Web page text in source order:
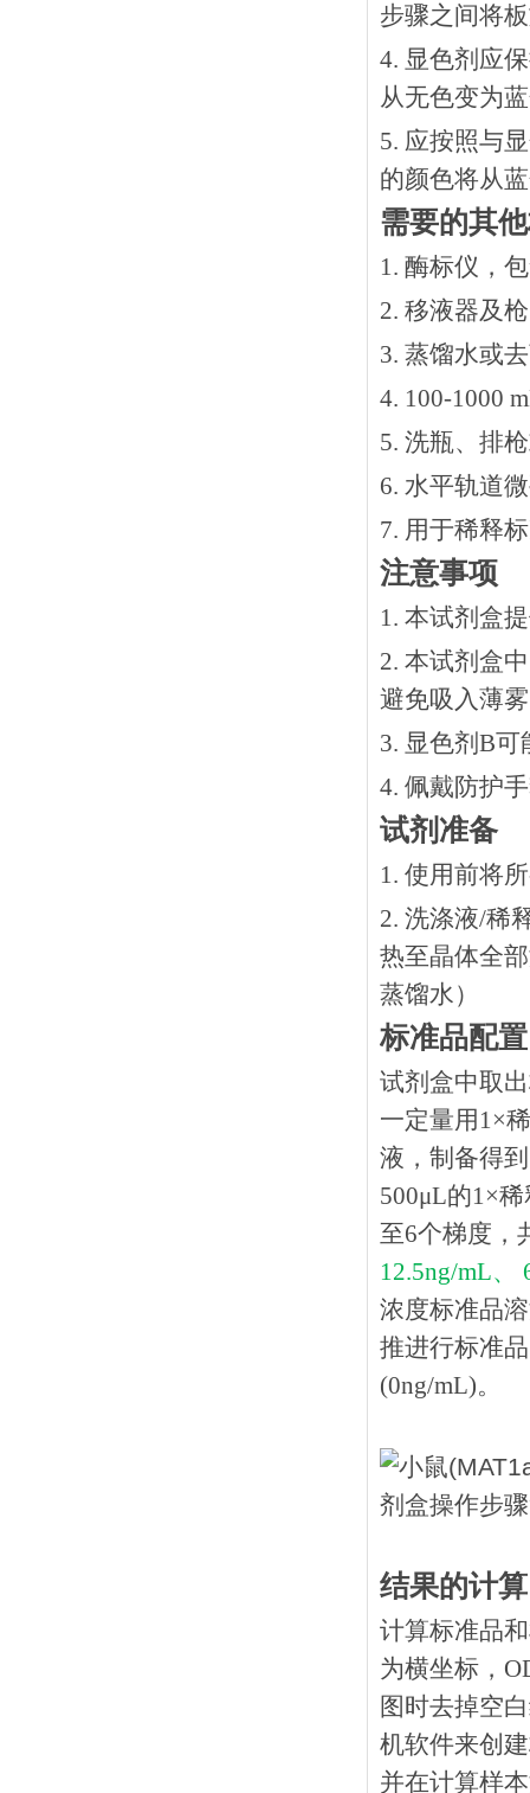
步骤之间将
4. 显色剂应
从无色变为
5. 应按照与
的颜色将从
需要的其
1. 酶标仪，
2. 移液器及
3. 蒸馏水或
4. 100-1000
5. 洗瓶、排
6. 水平轨道
7. 用于稀释
注意事项
1. 本试剂盒
2. 本试剂盒
避免吸入薄
3. 显色剂B
4. 佩戴防护
试剂准备
1. 使用前将
2. 洗涤液/稀
热⾄晶体全
蒸馏水）
标准品配置
试剂盒中取
一定量用1×
液，制备得
500μL的1×
至6个梯度，
12.5ng/mL、
浓度标准品
推进行标准
(0ng/mL)。
结果的计算
计算标准品
为横坐标，
图时去掉空
机软件来创
并在计算样